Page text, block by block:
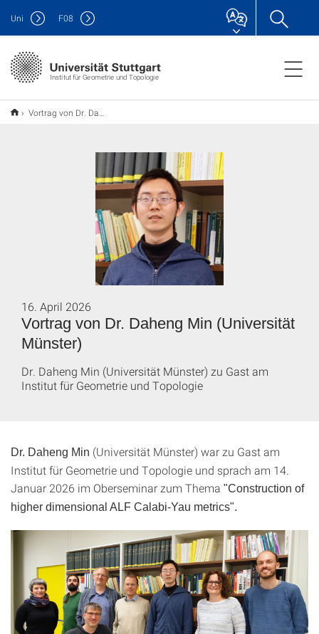
Institut für Geometrie und Topologie
Uni F08
Vortrag von Dr. Daheng Min (Universität Münster)
Vortrag von Dr. Daheng Min (Universität
Münster)
16. April 2026
Dr. Daheng Min (Universität Münster) zu Gast am
Institut für Geometrie und Topologie
Dr. Daheng Min (Universität Münster) war zu Gast am
Institut für Geometrie und Topologie und sprach am 14.
Januar 2026 im Oberseminar zum Thema "Construction of
higher dimensional ALF Calabi-Yau metrics".